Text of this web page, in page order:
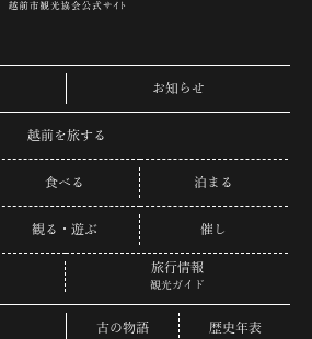
お知らせ
越前を旅する
食べる 泊まる
観る・遊ぶ 催し
旅行情報
観光ガイド
古の物語 歴史年表